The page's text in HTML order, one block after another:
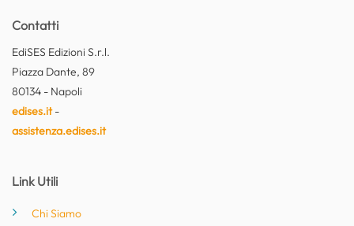
Contatti
EdiSES Edizioni S.r.l.
Piazza Dante, 89
80134 - Napoli
edises.it-
assistenza.edises.it
Link Utili
Chi Siamo